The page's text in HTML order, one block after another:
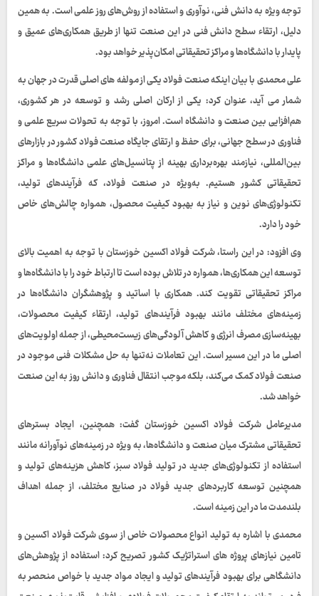
توجه ویژه به دانش فنی، نوآوری و استفاده از روش‌های روز علمی است. به همین
دلیل، ارتقاء سطح دانش فنی در این صنعت تنها از طریق همکاری‌های عمیق و
پایدار با دانشگاه‌ها و مراکز تحقیقاتی امکان‌پذیر خواهد بود.
علی محمدی با بیان اینکه صنعت فولاد یکی از مولفه های اصلی قدرت در جهان به
شمار می آید، عنوان کرد: یکی از ارکان اصلی رشد و توسعه در هر کشوری،
هم‌افزایی بین صنعت و دانشگاه است. امروز، با توجه به تحولات سریع علمی و
فناوری در سطح جهانی، برای حفظ و ارتقای جایگاه صنعت فولاد کشور در بازارهای
بین‌المللی، نیازمند بهره‌برداری بهینه از پتانسیل‌های علمی دانشگاه‌ها و مراکز
تحقیقاتی کشور هستیم. به‌ویژه در صنعت فولاد، که فرآیندهای تولید،
تکنولوژی‌های نوین و نیاز به بهبود کیفیت محصول، همواره چالش‌های خاص
خود را دارد.
وی افزود: در این راستا، شرکت فولاد اکسین خوزستان با توجه به اهمیت بالای
توسعه این همکاری‌ها، همواره در تلاش بوده است تا ارتباط خود را با دانشگاه‌ها و
مراکز تحقیقاتی تقویت کند. همکاری با اساتید و پژوهشگران دانشگاه‌ها در
زمینه‌های مختلف مانند بهبود فرآیندهای تولید، ارتقاء کیفیت محصولات،
بهینه‌سازی مصرف انرژی و کاهش آلودگی‌های زیست‌محیطی، از جمله اولویت‌های
اصلی ما در این مسیر است. این تعاملات نه‌تنها به حل مشکلات فنی موجود در
صنعت فولاد کمک می‌کند، بلکه موجب انتقال فناوری و دانش روز به این صنعت
خواهد شد.
مدیرعامل شرکت فولاد اکسین خوزستان گفت: همچنین، ایجاد بسترهای
تحقیقاتی مشترک میان صنعت و دانشگاه‌ها، به ویژه در زمینه‌های نوآورانه مانند
استفاده از تکنولوژی‌های جدید در تولید فولاد سبز، کاهش هزینه‌های تولید و
همچنین توسعه کاربردهای جدید فولاد در صنایع مختلف، از جمله اهداف
بلندمدت ما در این زمینه است.
محمدی با اشاره به تولید انواع محصولات خاص از سوی شرکت فولاد اکسین و
تامین نیازهای پروژه های استراتژیک کشور تصریح کرد: استفاده از پژوهش‌های
دانشگاهی برای بهبود فرآیندهای تولید و ایجاد مواد جدید با خواص منحصر به